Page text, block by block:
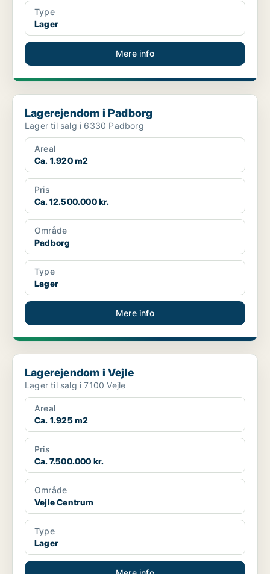
Type
Lager
Mere info
Lagerejendom i Padborg
Lagerejendom i Padborg
Lager til salg i 6330 Padborg
Areal
Ca. 1.920 m2
Pris
Ca. 12.500.000 kr.
Område
Padborg
Type
Lager
Mere info
Lagerejendom i Vejle
Lagerejendom i Vejle
Lager til salg i 7100 Vejle
Areal
Ca. 1.925 m2
Pris
Ca. 7.500.000 kr.
Område
Vejle Centrum
Type
Lager